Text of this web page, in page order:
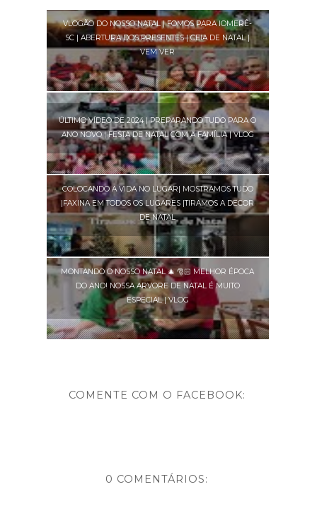
VLOGÃO DO NOSSO NATAL | FOMOS PARA IOMERÊ-
SC | ABERTURA DOS PRESENTES | CEIA DE NATAL |
VEM VER
ÚLTIMO VÍDEO DE 2024 | PREPARANDO TUDO PARA O
ANO NOVO | FESTA DE NATAL COM A FAMÍLIA | VLOG
COLOCANDO A VIDA NO LUGAR| MOSTRAMOS TUDO
|FAXINA EM TODOS OS LUGARES |TIRAMOS A DECOR
DE NATAL
MONTANDO O NOSSO NATAL 🎄 🎅🏻 MELHOR ÉPOCA
DO ANO! NOSSA ARVORE DE NATAL É MUITO
ESPECIAL | VLOG
COMENTE COM O FACEBOOK:
0 COMENTÁRIOS: